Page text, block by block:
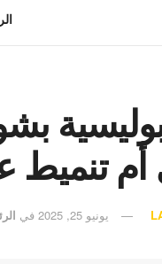
أم
يونيو 25, 2025 في